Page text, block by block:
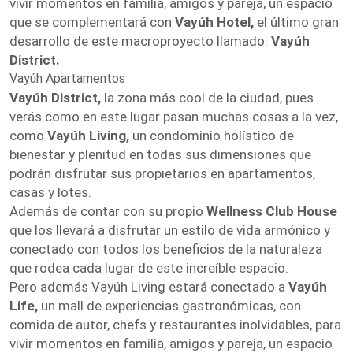
vivir momentos en familia, amigos y pareja, un espacio
que se complementará con Vayúh Hotel, el último gran
desarrollo de este macroproyecto llamado: Vayúh
District.
Vayúh Apartamentos
Vayúh District, la zona más cool de la ciudad, pues
verás como en este lugar pasan muchas cosas a la vez,
como Vayúh Living, un condominio holístico de
bienestar y plenitud en todas sus dimensiones que
podrán disfrutar sus propietarios en apartamentos,
casas y lotes.
Además de contar con su propio Wellness Club House
que los llevará a disfrutar un estilo de vida armónico y
conectado con todos los beneficios de la naturaleza
que rodea cada lugar de este increíble espacio.
Pero además Vayúh Living estará conectado a Vayúh
Life, un mall de experiencias gastronómicas, con
comida de autor, chefs y restaurantes inolvidables, para
vivir momentos en familia, amigos y pareja, un espacio